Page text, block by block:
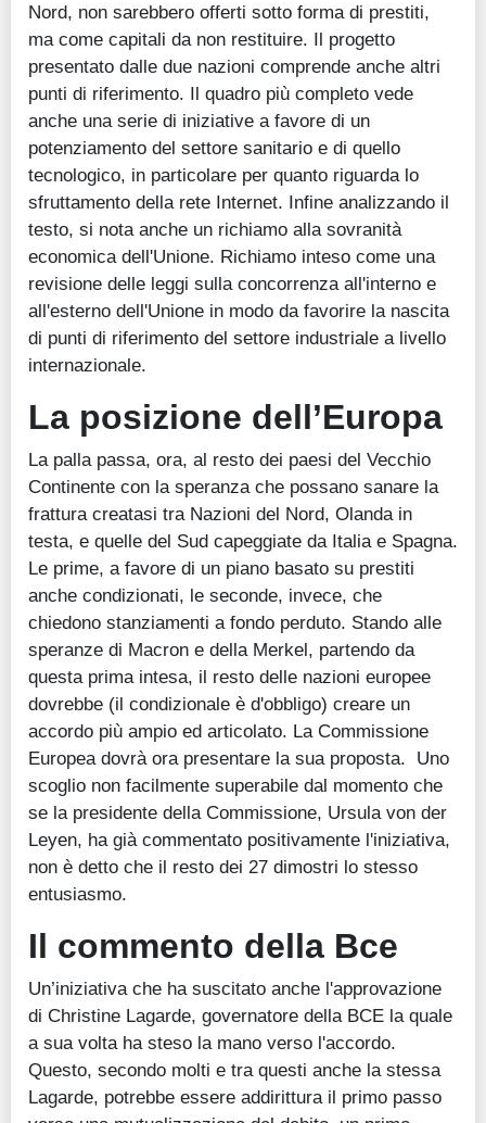
Nord, non sarebbero offerti sotto forma di prestiti,
ma come capitali da non restituire. Il progetto
presentato dalle due nazioni comprende anche altri
punti di riferimento. Il quadro più completo vede
anche una serie di iniziative a favore di un
potenziamento del settore sanitario e di quello
tecnologico, in particolare per quanto riguarda lo
sfruttamento della rete Internet. Infine analizzando il
testo, si nota anche un richiamo alla sovranità
economica dell'Unione. Richiamo inteso come una
revisione delle leggi sulla concorrenza all'interno e
all'esterno dell'Unione in modo da favorire la nascita
di punti di riferimento del settore industriale a livello
internazionale.
La posizione dell’Europa
La palla passa, ora, al resto dei paesi del Vecchio
Continente con la speranza che possano sanare la
frattura creatasi tra Nazioni del Nord, Olanda in
testa, e quelle del Sud capeggiate da Italia e Spagna.
Le prime, a favore di un piano basato su prestiti
anche condizionati, le seconde, invece, che
chiedono stanziamenti a fondo perduto. Stando alle
speranze di Macron e della Merkel, partendo da
questa prima intesa, il resto delle nazioni europee
dovrebbe (il condizionale è d'obbligo) creare un
accordo più ampio ed articolato. La Commissione
Europea dovrà ora presentare la sua proposta. Uno
scoglio non facilmente superabile dal momento che
se la presidente della Commissione, Ursula von der
Leyen, ha già commentato positivamente l'iniziativa,
non è detto che il resto dei 27 dimostri lo stesso
entusiasmo.
Il commento della Bce
Un’iniziativa che ha suscitato anche l'approvazione
di Christine Lagarde, governatore della BCE la quale
a sua volta ha steso la mano verso l'accordo.
Questo, secondo molti e tra questi anche la stessa
Lagarde, potrebbe essere addirittura il primo passo